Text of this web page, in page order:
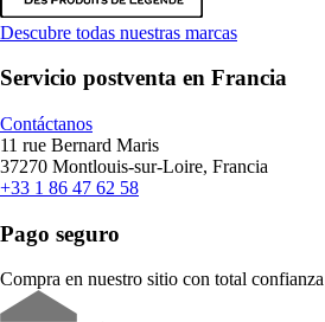
Descubre todas nuestras marcas
Servicio postventa en Francia
Contáctanos
11 rue Bernard Maris
37270 Montlouis-sur-Loire, Francia
+33 1 86 47 62 58
Pago seguro
Compra en nuestro sitio con total confianza